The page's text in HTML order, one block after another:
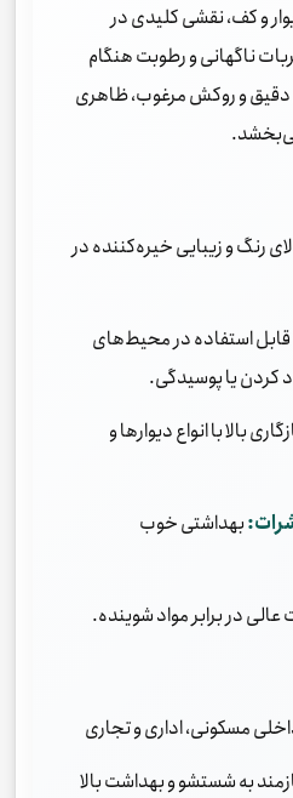
و کف، نقشی کلیدی در
ناگهانی و رطوبت هنگام
دقیق و روکش مرغوب، ظاهری
رنگ و زیبایی خیره‌کننده در
قابل استفاده در محیط‌های
کردن یا پوسیدگی.
بالا با انواع دیوارها و
بهداشتی خوب
در برابر مواد شوینده.
مسکونی، اداری و تجاری
به شستشو و بهداشت بالا